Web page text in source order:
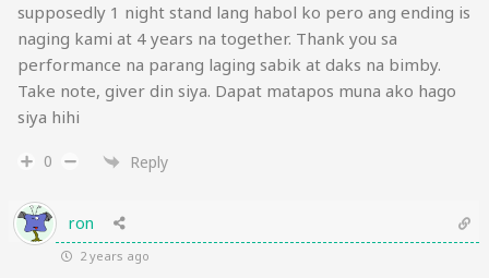
supposedly 1 night stand lang habol ko pero ang ending is
naging kami at 4 years na together. Thank you sa
performance na parang laging sabik at daks na bimby.
Take note, giver din siya. Dapat matapos muna ako hago
siya hihi
0 Reply
ron
2 years ago